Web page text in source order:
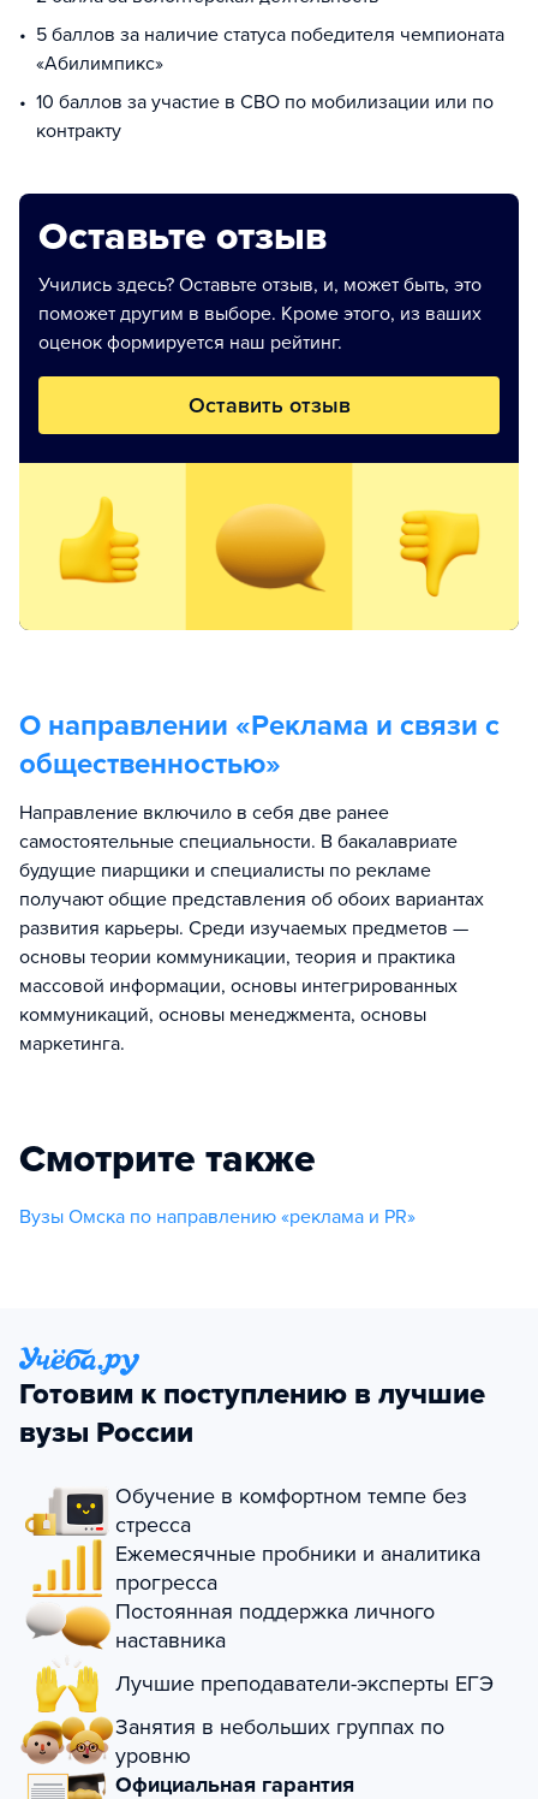
5 баллов за наличие статуса победителя чемпионата
«Абилимпикс»
10 баллов за участие в СВО по мобилизации или по
контракту
Оставьте отзыв
Учились здесь? Оставьте отзыв, и, может быть, это
поможет другим в выборе. Кроме этого, из ваших
оценок формируется наш рейтинг.
Оставить отзыв
О направлении «Реклама и связи с
общественностью»
Направление включило в себя две ранее
самостоятельные специальности. В бакалавриате
будущие пиарщики и специалисты по рекламе
получают общие представления об обоих вариантах
развития карьеры. Среди изучаемых предметов —
основы теории коммуникации, теория и практика
массовой информации, основы интегрированных
коммуникаций, основы менеджмента, основы
маркетинга.
Смотрите также
Вузы Омска по направлению «реклама и PR»
Готовим к поступлению в лучшие
вузы России
Обучение в комфортном темпе без
стресса
Ежемесячные пробники и аналитика
прогресса
Постоянная поддержка личного
наставника
Лучшие преподаватели-эксперты ЕГЭ
Занятия в небольших группах по
уровню
Официальная гарантия